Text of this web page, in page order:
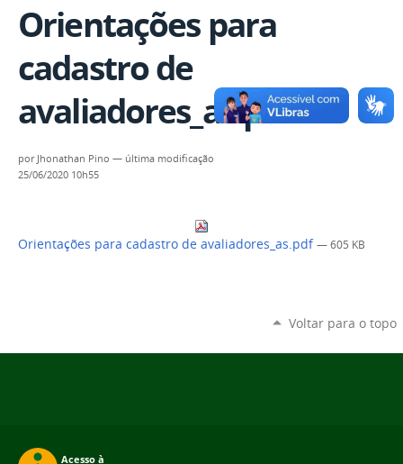
Orientações para
cadastro de
avaliadores_as.pdf
por Jhonathan Pino — última modificação
25/06/2020 10h55
Orientações para cadastro de avaliadores_as.pdf — 605 KB
Voltar para o topo